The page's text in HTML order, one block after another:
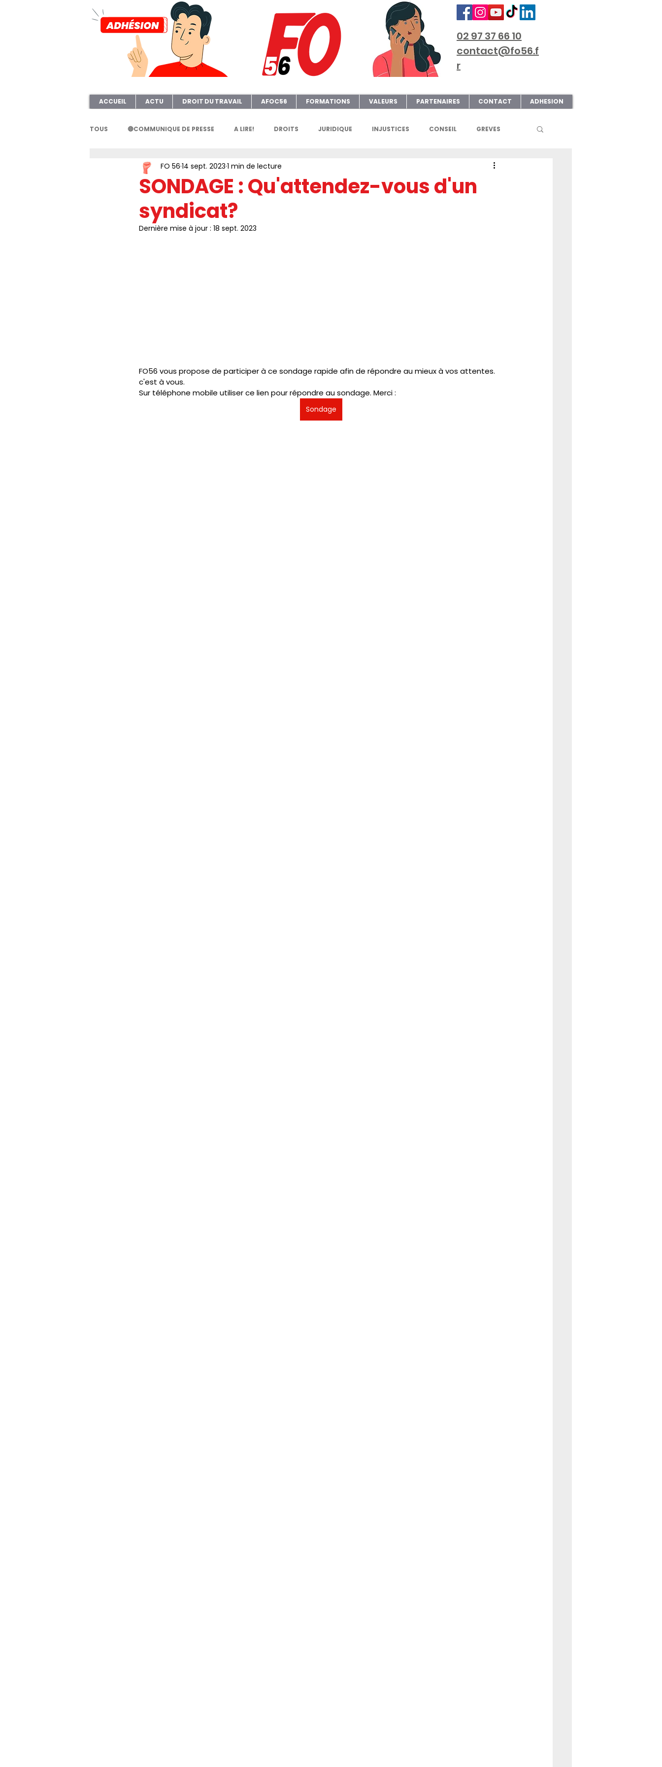
02 97 37 66 10
contact@fo56.f
r
ACCUEIL ACTU DROIT DU TRAVAIL AFOC56 FORMATIONS VALEURS PARTENAIRES CONTACT ADHESION
TOUS 🔴COMMUNIQUE DE PRESSE A LIRE! DROITS JURIDIQUE INJUSTICES CONSEIL GREVES
FORMATION AFOC56 AGENDA FGTAFO ART & CULTURE
ELECTION TPE Questionnaire
SONDAGE : Qu'attendez-vous d'un
syndicat?
FO 56 14 sept. 2023 1 min de lecture
Dernière mise à jour : 18 sept. 2023
FO56 vous propose de participer à ce sondage rapide afin de répondre au mieux à vos attentes.
c'est à vous.
Sur téléphone mobile utiliser ce lien pour répondre au sondage. Merci :
Sondage